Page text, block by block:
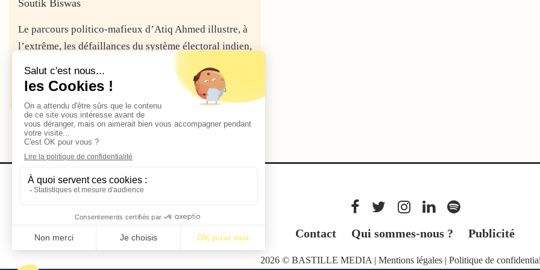
Soutik Biswas
Le parcours politico-mafieux d’Atiq Ahmed illustre, à
l’extrême, les défaillances du système électoral indien,
qui favorise les plus fortunés, souvent...
Lire la suite
Contact Qui sommes-nous ? Publicité
2026 © BASTILLE MEDIA | Mentions légales| Politique de